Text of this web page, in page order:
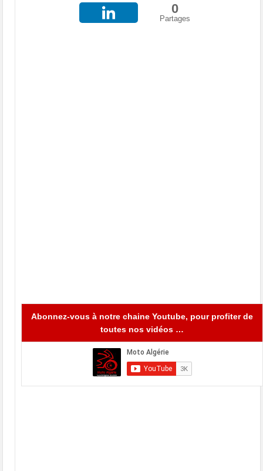
0
Partages
Abonnez-vous à notre chaine Youtube, pour profiter de
toutes nos vidéos …